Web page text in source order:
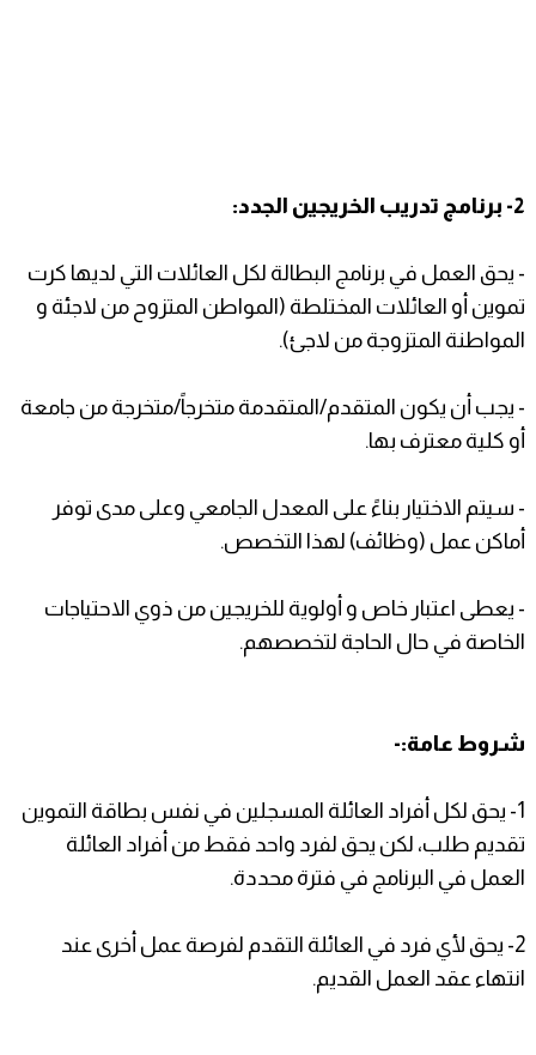
2- برنامج تدريب الخريجين الجدد:
- يحق العمل في برنامج البطالة لكل العائلات التي لديها كرت
تموين أو العائلات المختلطة (المواطن المتزوح من لاجئة و
المواطنة المتزوجة من لاجئ).
- يجب أن يكون المتقدم/المتقدمة متخرجاً/متخرجة من جامعة
أو كلية معترف بها.
- سيتم الاختيار بناءً على المعدل الجامعي وعلى مدى توفر
أماكن عمل (وظائف) لهذا التخصص.
- يعطى اعتبار خاص و أولوية للخريجين من ذوي الاحتياجات
الخاصة في حال الحاجة لتخصصهم.
شروط عامة:-
1- يحق لكل أفراد العائلة المسجلين في نفس بطاقة التموين
تقديم طلب، لكن يحق لفرد واحد فقط من أفراد العائلة
العمل في البرنامج في فترة محددة.
2- يحق لأي فرد في العائلة التقدم لفرصة عمل أخرى عند
انتهاء عقد العمل القديم.